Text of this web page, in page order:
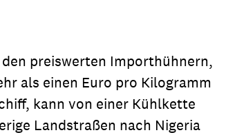
preiswerten Importhühnern,
als einen Euro pro Kilogramm
kann von einer Kühlkette
Landstraßen nach Nigeria